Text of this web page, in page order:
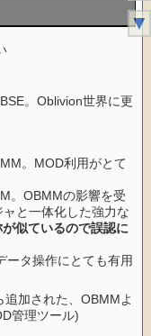
。Oblivion世界に更
。MOD利用がとて
。OBMMの影響を受
と一体化した強力な
が似ているので誤認に
ータ操作にとても有用
加された、OBMMよ
管理ツール)
▼